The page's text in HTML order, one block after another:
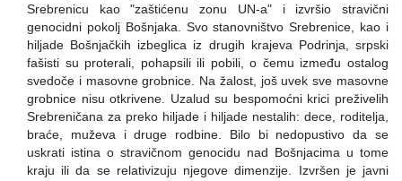
Srebrenicu kao "zaštićenu zonu UN-a" i izvršio stravični
genocidni pokolj Bošnjaka. Svo stanovništvo Srebrenice, kao i
hiljade Bošnjačkih izbeglica iz drugih krajeva Podrinja, srpski
fašisti su proterali, pohapsili ili pobili, o čemu između ostalog
svedoče i masovne grobnice. Na žalost, još uvek sve masovne
grobnice nisu otkrivene. Uzalud su bespomoćni krici preživelih
Srebreničana za preko hiljade i hiljade nestalih: dece, roditelja,
braće, muževa i druge rodbine. Bilo bi nedopustivo da se
uskrati istina o stravičnom genocidu nad Bošnjacima u tome
kraju ili da se relativizuju njegove dimenzije. Izvršen je javni